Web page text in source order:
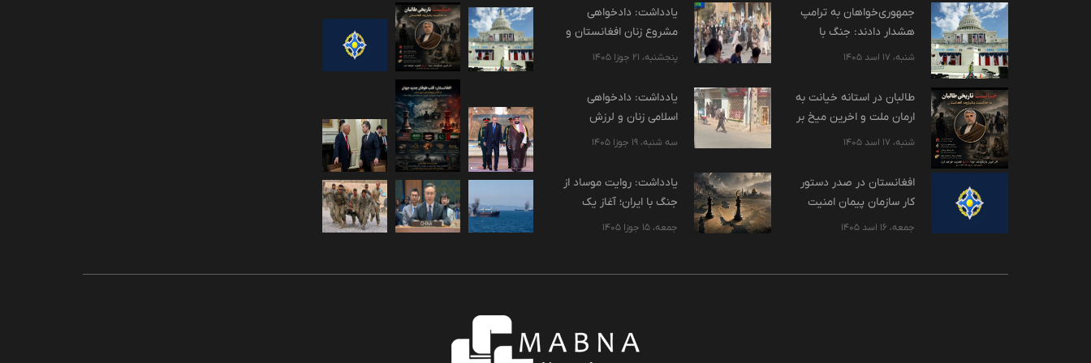
جمهوری‌خواهان به ترامپ
هشدار دادند: جنگ با
ایران، آرای ما را کاهش
شنبه، 17 اسد 1405
طالبان در استانه خیانت به
ارمان ملت و اخرین میخ بر
تابوت حاکمیت افغانستان
شنبه، 17 اسد 1405
افغانستان در صدر دستور
کار سازمان پیمان امنیت
جمعی
جمعه، 16 اسد 1405
یادداشت: دادخواهی
مشروع زنان افغانستان و
ضرورت هوشیاری در برابر
پنجشنبه، 21 جوزا 1405
یادداشت: دادخواهی
اسلامی زنان و لرزش
پایه‌های استبداد
سه شنبه، 19 جوزا 1405
یادداشت: روایت موساد از
جنگ با ایران؛ آغاز یک
بازآرایی بزرگ هویتی در
جمعه، 15 جوزا 1405